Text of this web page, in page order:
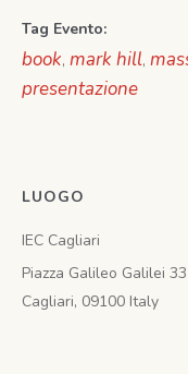
Tag Evento:
book, mark hill,
presentazione
LUOGO
IEC Cagliari
Piazza Galileo Galilei 33
Cagliari, 09100 Italy